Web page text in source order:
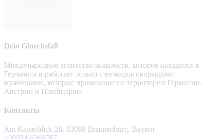
Dein Gluecksfall
Международное агентство знакомств, которое находится в
Германии и работает только с немецкоговорящими
мужчинами, которые проживают на территории Германии,
Австрии и Швейцарии.
Контакты
Am Kaiserblick 28, 83098 Brannenburg, Bayern